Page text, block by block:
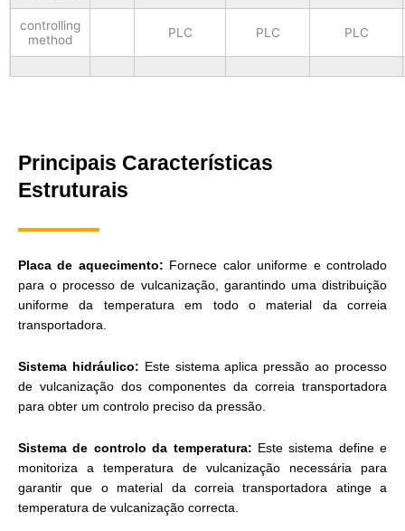
controlling
method
PLC PLC PLC
Principais Características
Estruturais
Placa de aquecimento: Fornece calor uniforme e controlado
para o processo de vulcanização, garantindo uma distribuição
uniforme da temperatura em todo o material da correia
transportadora.
Sistema hidráulico: Este sistema aplica pressão ao processo
de vulcanização dos componentes da correia transportadora
para obter um controlo preciso da pressão.
Sistema de controlo da temperatura: Este sistema define e
monitoriza a temperatura de vulcanização necessária para
garantir que o material da correia transportadora atinge a
temperatura de vulcanização correcta.